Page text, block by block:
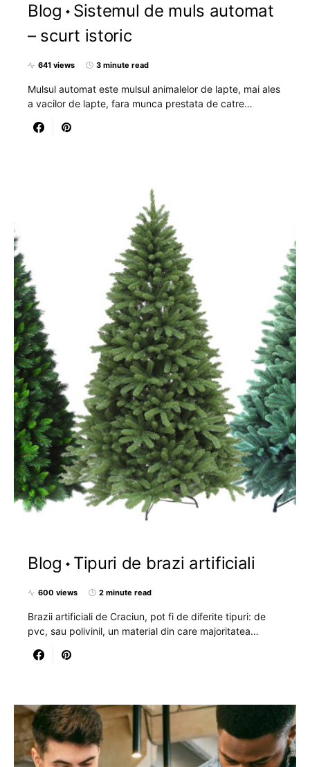
Blog
Sistemul de muls automat
– scurt istoric
641 views 3 minute read
Mulsul automat este mulsul animalelor de lapte, mai ales
a vacilor de lapte, fara munca prestata de catre…
Blog Tipuri de brazi artificiali
600 views 2 minute read
Brazii artificiali de Craciun, pot fi de diferite tipuri: de
pvc, sau polivinil, un material din care majoritatea…